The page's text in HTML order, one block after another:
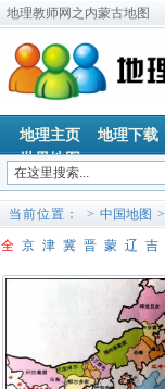
地理教师网之内蒙古地图
地理主页 地理下载
世界地图
当前位置： > 中国地图 >
全 京 津 冀 晋 蒙 辽 吉